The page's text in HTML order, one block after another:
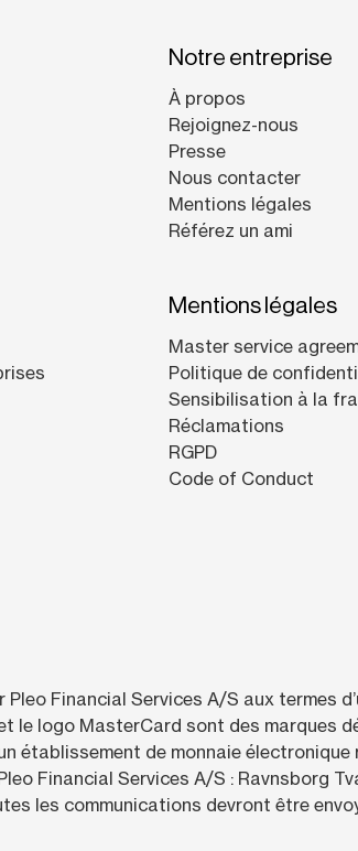
Notre entreprise
À propos
Rejoignez-nous
Presse
Nous contacter
Mentions légales
Référez un ami
Mentions légales
Master service
Politique de
Sensibilisation à la
Réclamations
RGPD
Code of Conduct
Pleo Financial Services A/S aux termes
le logo MasterCard sont des marques
établissement de monnaie
Financial Services A/S : Ravnsborg
les communications devront être